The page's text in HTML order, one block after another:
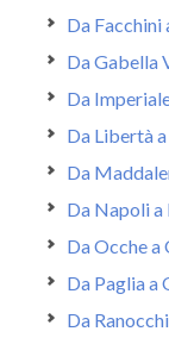
Da Facchini
Da Gabella
Da
Da Libertà
Da
Da Napoli a
Da Ocche
Da Paglia a
Da